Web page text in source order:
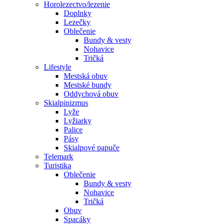
Horolezectvo/lezenie
Doplnky
Lezečky
Oblečenie
Bundy & vesty
Nohavice
Tričká
Lifestyle
Mestská obuv
Mestské bundy
Oddychová obuv
Skialpinizmus
Lyže
Lyžiarky
Palice
Pásy
Skialpové papuče
Telemark
Turistika
Oblečenie
Bundy & vesty
Nohavice
Tričká
Obuv
Spacáky